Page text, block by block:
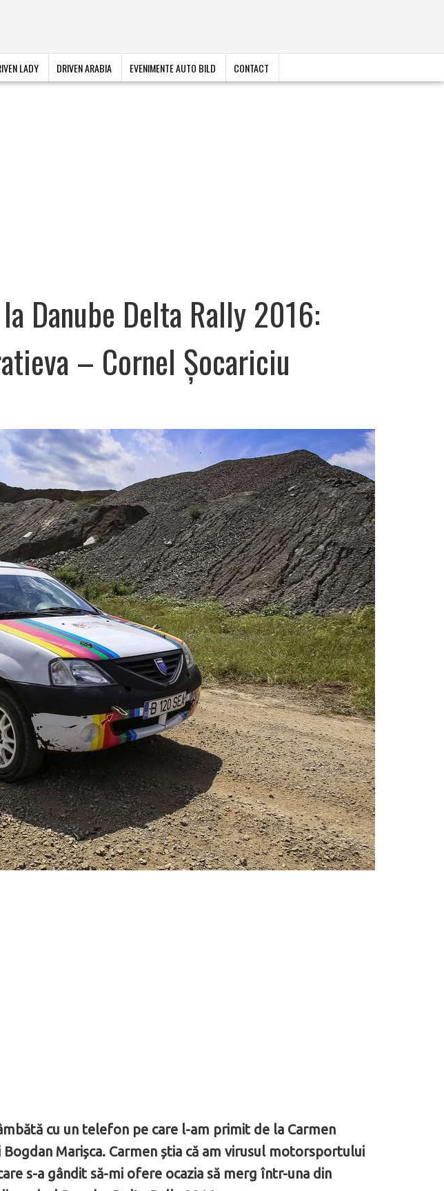
LADY DRIVEN ARABIA EVENIMENTE AUTO BILD CONTACT
Danube Delta Rally 2016:
– Cornel Șocariciu
cu un telefon pe care l-am primit de la Carmen
Marișca. Carmen știa că am virusul motorsportului
s-a gândit să-mi ofere ocazia să merg într-una din